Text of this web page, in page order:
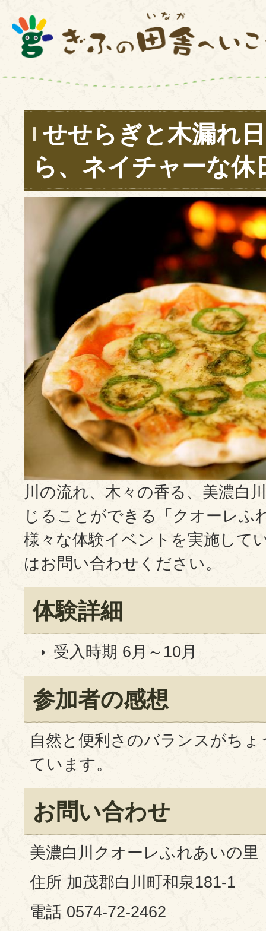
せせらぎと木漏れ
ら、ネイチャーな休
川の流れ、木々の香る、美濃白
じることができる「クオーレふ
様々な体験イベントを実施して
はお問い合わせください。
体験詳細
受入時期 6月～10月
参加者の感想
自然と便利さのバランスがち
ています。
お問い合わせ
美濃白川クオーレふれあいの里
住所 加茂郡白川町和泉181-1
電話 0574-72-2462